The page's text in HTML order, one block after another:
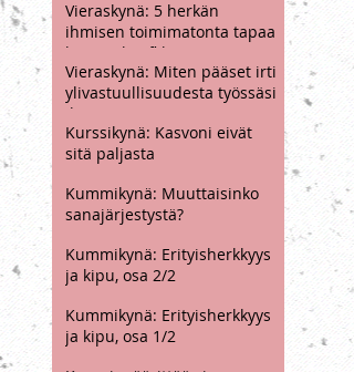
Vieraskynä: Kuinka jäädyin ja
aloin sulaa
Vieraskynä: 5 herkän
ihmisen toimimatonta tapaa
karttaa konfliktia
Vieraskynä: Miten pääset irti
ylivastuullisuudesta työssäsi
ilman, että sinun tarvitsee
irtisanoutua
Kurssikynä: Kasvoni eivät
sitä paljasta
Kummikynä: Muuttaisinko
sanajärjestystä?
Kummikynä: Erityisherkkyys
ja kipu, osa 2/2